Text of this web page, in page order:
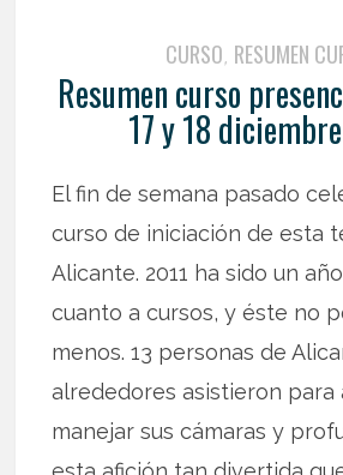
CURSO, RESUMEN
Resumen curso
17 y 18
El fin de semana pasado
curso de iniciación de esta
Alicante. 2011 ha sido un
cuanto a cursos, y éste no
menos. 13 personas de
alrededores asistieron para
manejar sus cámaras y